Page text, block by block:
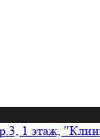
1 этаж,